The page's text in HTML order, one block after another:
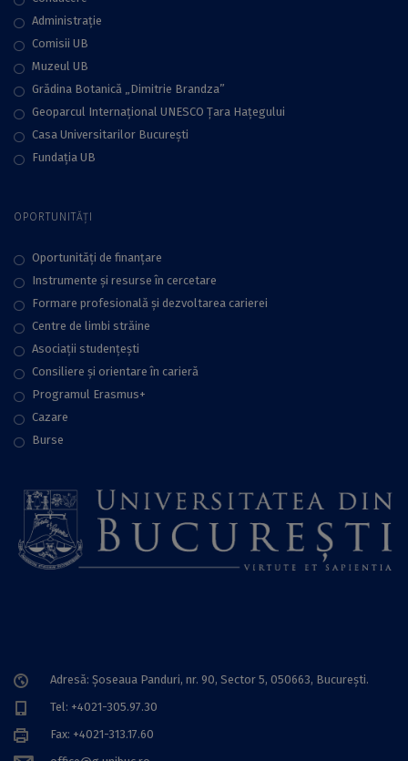
Administraţie
Comisii UB
Muzeul UB
Grădina Botanică „Dimitrie Brandza”
Geoparcul Internațional UNESCO Țara Hațegului
Casa Universitarilor București
Fundaţia UB
OPORTUNITĂȚI
Oportunități de finanțare
Instrumente și resurse în cercetare
Formare profesională și dezvoltarea carierei
Centre de limbi străine
Asociații studențești
Consiliere şi orientare în carieră
Programul Erasmus+
Cazare
Burse
Adresă: Șoseaua Panduri, nr. 90, Sector 5, 050663, Bucureşti.
Tel: +4021-305.97.30
Fax: +4021-313.17.60